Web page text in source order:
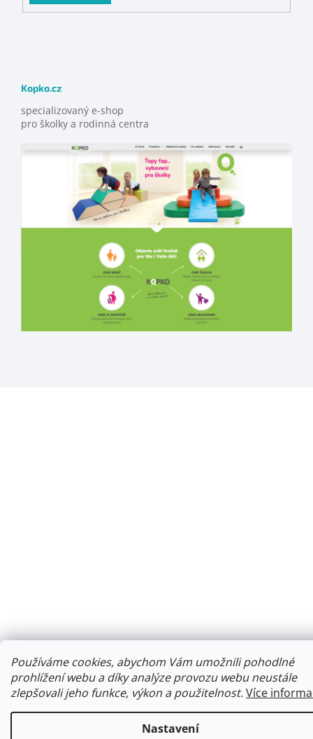
Používáme cookies, abychom Vám umožnili pohodlné
prohlížení webu a díky analýze provozu webu neustále
zlepšovali jeho funkce, výkon a použitelnost. Více
Nastavení
Kopko.cz
specializovaný e-shop
pro školky a rodinná centra